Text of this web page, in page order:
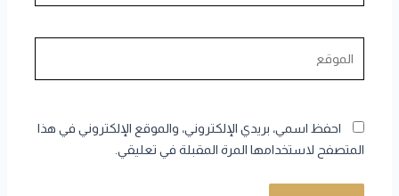
احفظ اسمي، بريدي الإلكتروني، والموقع الإلكتروني في هذا
المتصفح لاستخدامها المرة المقبلة في تعليقي.